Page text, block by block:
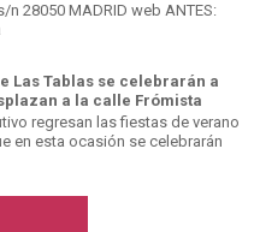
28050 MADRID web ANTES:
Las Tablas se celebrarán a
a la calle Frómista
regresan las fiestas de verano
en esta ocasión se celebrarán